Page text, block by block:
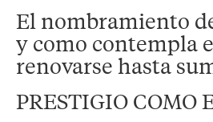
El nombramiento
y como contempla
renovarse hasta
PRESTIGIO COMO